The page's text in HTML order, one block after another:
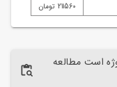
211560 تومان
است مطالعه